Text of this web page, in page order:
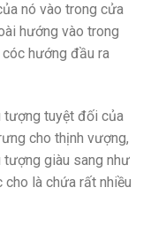
nó vào trong cửa
hướng vào trong
hướng đầu ra
tượng tuyệt đối của
cho thịnh vượng,
giàu sang như
là chứa rất nhiều